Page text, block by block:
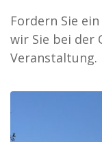
Fordern Sie
wir Sie bei der
Veranstaltung.